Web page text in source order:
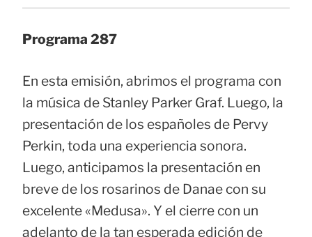
Programa 287
En esta emisión, abrimos el programa con
la música de Stanley Parker Graf. Luego, la
presentación de los españoles de Pervy
Perkin, toda una experiencia sonora.
Luego, anticipamos la presentación en
breve de los rosarinos de Danae con su
excelente «Medusa». Y el cierre con un
adelanto de la tan esperada edición de